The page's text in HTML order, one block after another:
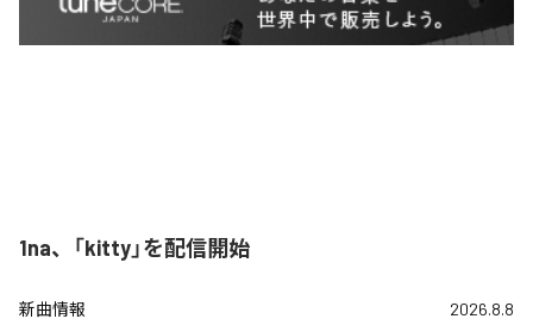
1na、「kitty」を配信開始
新曲情報 2026.8.8